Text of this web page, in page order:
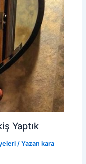
Yaptık
/ Yazan kara